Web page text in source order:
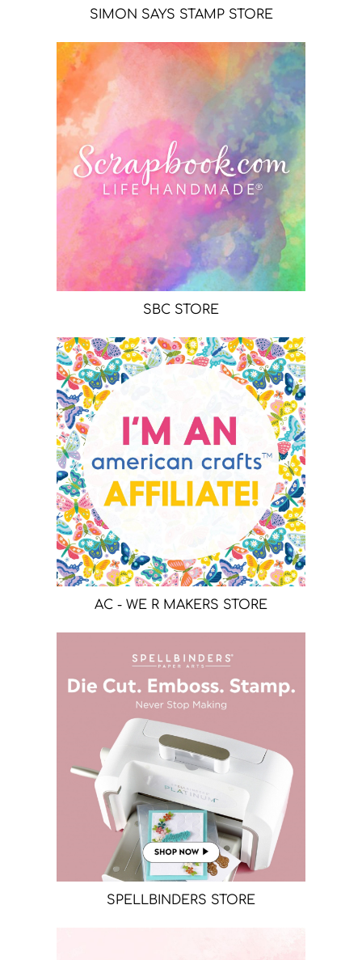
SIMON SAYS STAMP STORE
SBC STORE
AC - WE R MAKERS STORE
SPELLBINDERS STORE